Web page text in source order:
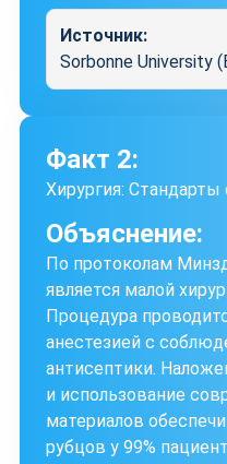
Источник:
Sorbonne University
Факт 2:
Хирургия: Стандарты
Объяснение:
По протоколам
является малой
Процедура
анестезией с
антисептики.
и использование
материалов
рубцов у 99%